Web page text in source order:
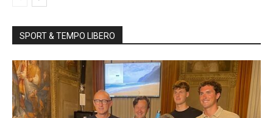
SPORT & TEMPO LIBERO